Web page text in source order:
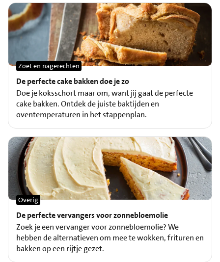
De perfecte cake bakken doe je zo
Zoet en nagerechten
Doe je koksschort maar om, want jij gaat de perfecte
cake bakken. Ontdek de juiste baktijden en
oventemperaturen in het stappenplan.
De perfecte vervangers voor zonnebloemolie
Overig
Zoek je een vervanger voor zonnebloemolie? We
hebben de alternatieven om mee te wokken, frituren en
bakken op een rijtje gezet.